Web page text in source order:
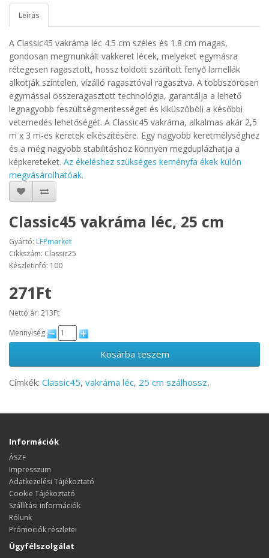
Leírás
A Classic45 vakráma léc 4.5 cm széles és 1.8 cm magas,
gondosan megmunkált vakkeret lécek, melyeket egymásra
rétegesen ragasztott, hossz toldott szárított fenyő lamellák
alkotják színtelen, vízálló ragasztóval ragasztva. A többszörösen
egymással összeragasztott technológia, garantálja a lehető
legnagyobb feszültségmentességet és kiküszöböli a későbbi
vetemedés lehetőségét. A Classic45 vakráma, alkalmas akár 2,5
m x 3 m-es keretek elkészítésére. Egy nagyobb keretmélységhez
és a még nagyobb stabilitáshoz könnyen megduplázhatja a
képkereteket. Az ékeléshez szükséges keményfa ékek külön
megvásárolhatóak.
Classic45 vakráma léc, 25 cm
Gyártó: LFPmarket
Cikkszám: Classic25
Készletinfó: 100
271Ft
Nettó ár: 213Ft
Mennyiség
Kosárba teszem
Címkék: Classic45, vakráma léc, 25 cm szálhossz,
Információk
ÁSZF
Impresszum
Adatkezelési Tájékoztató
Cookie Tájékoztató
Szállítási információk
Rólunk
Prómociók részletei
Ügyfélszolgálat